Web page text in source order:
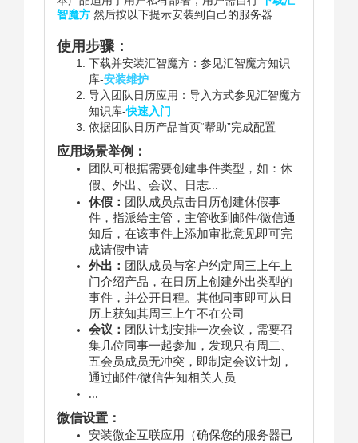
智魔方 然后按以下提示安装到自己的服务器
使用步骤：
下载并安装汇智魔方：参见汇智魔方知识
库-安装维护
导入团队日历应用：导入方式参见汇智魔方
知识库-快速入门
依据团队日历产品首页“帮助”完成配置
应用场景举例：
团队可根据需要创建事件类型，如：休
假、外出、会议、日志...
休假： 团队成员点击日历创建休假事
件，指派给主管，主管收到邮件/微信通
知后，在该事件上添加审批意见即可完
成请假申请
外出： 团队成员与客户约定周三上午上
门介绍产品，在日历上创建外出类型的
事件，并公开日程。其他同事即可从日
历上获知其周三上午不在公司
会议： 团队计划安排一次会议，需要召
集几位同事一起参加，发现只有周二、
五会员成员无冲突，即制定会议计划，
通过邮件/微信告知相关人员
...
微信设置：
安装微企互联应用（确保您的服务器已